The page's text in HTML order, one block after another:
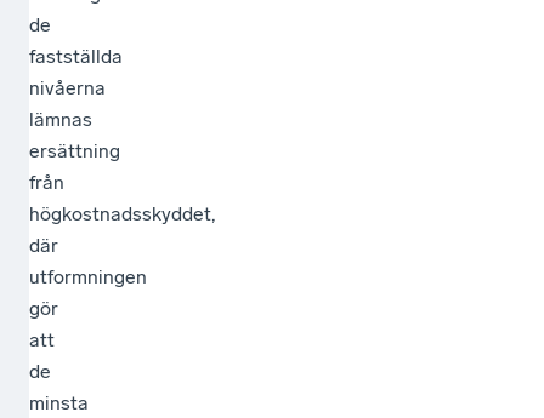
de
fastställda
nivåerna
lämnas
ersättning
från
högkostnadsskyddet,
där
utformningen
gör
att
de
minsta